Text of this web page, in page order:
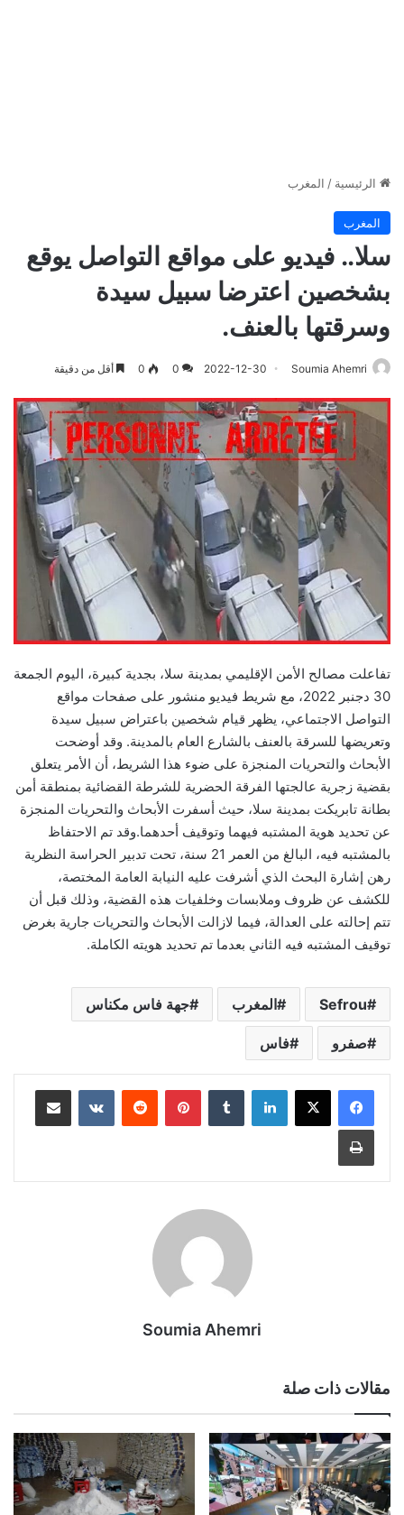
الرئيسية / المغرب
المغرب
سلا.. فيديو على مواقع التواصل يوقع
بشخصين اعترضا سبيل سيدة
وسرقتها بالعنف.
Soumia Ahemri
2022-12-30
0
0 أقل من دقيقة
تفاعلت مصالح الأمن الإقليمي بمدينة سلا، بجدية كبيرة، اليوم الجمعة
30 دجنبر 2022، مع شريط فيديو منشور على صفحات مواقع
التواصل الاجتماعي، يظهر قيام شخصين باعتراض سبيل سيدة
وتعريضها للسرقة بالعنف بالشارع العام بالمدينة. وقد أوضحت
الأبحاث والتحريات المنجزة على ضوء هذا الشريط، أن الأمر يتعلق
بقضية زجرية عالجتها الفرقة الحضرية للشرطة القضائية بمنطقة أمن
بطانة تابريكت بمدينة سلا، حيث أسفرت الأبحاث والتحريات المنجزة
عن تحديد هوية المشتبه فيهما وتوقيف أحدهما.وقد تم الاحتفاظ
بالمشتبه فيه، البالغ من العمر 21 سنة، تحت تدبير الحراسة النظرية
رهن إشارة البحث الذي أشرفت عليه النيابة العامة المختصة،
للكشف عن ظروف وملابسات وخلفيات هذه القضية، وذلك قبل أن
تتم إحالته على العدالة، فيما لازالت الأبحاث والتحريات جارية بغرض
توقيف المشتبه فيه الثاني بعدما تم تحديد هويته الكاملة.
Sefrou المغرب جهة فاس مكناس
صفرو فاس
لينكدإن بينتيريست مشاركة عبر البريد
طباعة
Soumia Ahemri
مقالات ذات صلة